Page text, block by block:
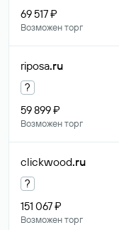
69 517 ₽
Возможен торг
riposa.ru
?
59 899 ₽
Возможен торг
clickwood.ru
?
151 067 ₽
Возможен торг